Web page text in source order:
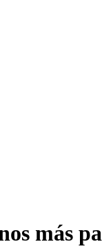
más